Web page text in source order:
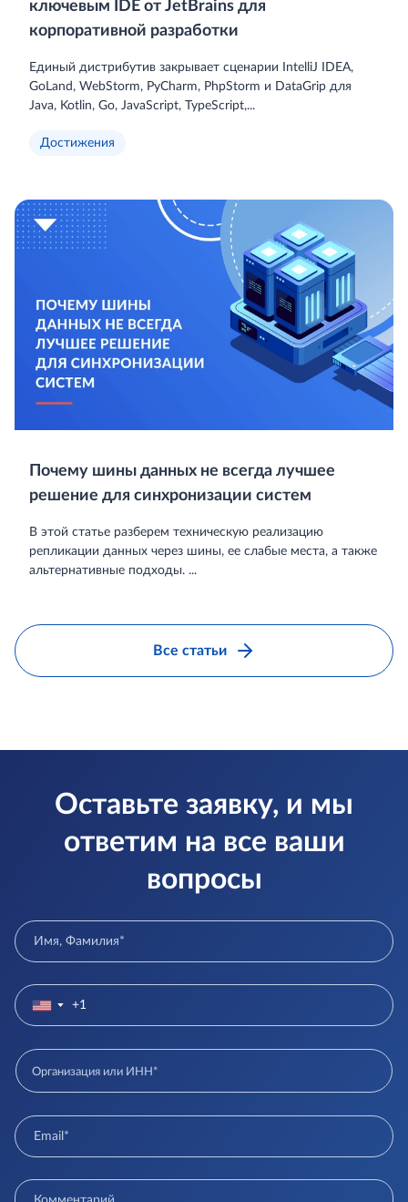
ключевым IDE от JetBrains для
корпоративной разработки
Единый дистрибутив закрывает сценарии IntelliJ IDEA,
GoLand, WebStorm, PyCharm, PhpStorm и DataGrip для
Java, Kotlin, Go, JavaScript, TypeScript,...
Достижения
Почему шины данных не всегда лучшее
решение для синхронизации систем
В этой статье разберем техническую реализацию
репликации данных через шины, ее слабые места, а также
альтернативные подходы. ...
Все статьи
Оставьте заявку, и мы
ответим на все ваши
вопросы
▼